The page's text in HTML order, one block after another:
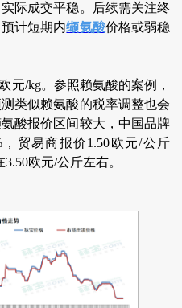
际成交平稳。后续需关注终
计短期内缬氨酸价格或弱稳
元/kg。参照赖氨酸的案例，
类似赖氨酸的税率调整也会
酸报价区间较大，中国品牌
，贸易商报价1.50欧元/公斤
欧元/公斤左右。